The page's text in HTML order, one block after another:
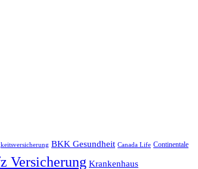
BKK Gesundheit Canada Life Continentale
Versicherung Krankenhaus